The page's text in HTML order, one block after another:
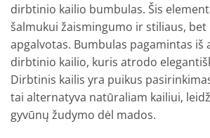
dirbtinio kailio bumbulas. Šis
šalmukui žaismingumo ir stiliaus,
apgalvotas. Bumbulas pagamintas iš
dirbtinio kailio, kuris atrodo
Dirbtinis kailis yra puikus
tai alternatyva natūraliam kailiui,
gyvūnų žudymo dėl mados.